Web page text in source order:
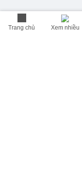
Trang chủ Xem nhiều